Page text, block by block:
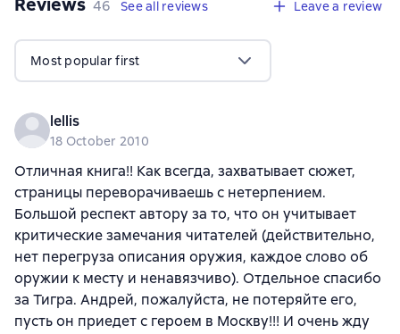
46 See all reviews Leave a review
Most popular first
lellis
18 October 2010
Отличная книга!! Как всегда, захватывает сюжет,
страницы переворачиваешь с нетерпением.
Большой респект автору за то, что он учитывает
критические замечания читателей (действительно,
нет перегруза описания оружия, каждое слово об
оружии к месту и ненавязчиво). Отдельное спасибо
за Тигра. Андрей, пожалуйста, не потеряйте его,
пусть он приедет с героем в Москву!!! И очень жду